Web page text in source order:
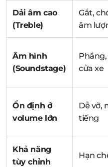
Dải âm cao
(Treble)
Gắt,
âm
Âm hình
(Soundstage)
cửa xe
Ổn định ở
volume lớn
Dễ vỡ,
tiếng
Khả năng
tùy chỉnh
Hạn